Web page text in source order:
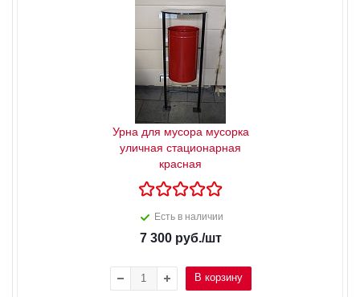
Урна для мусора мусорка
уличная стационарная
красная
Есть в наличии
7 300руб./шт
В корзину